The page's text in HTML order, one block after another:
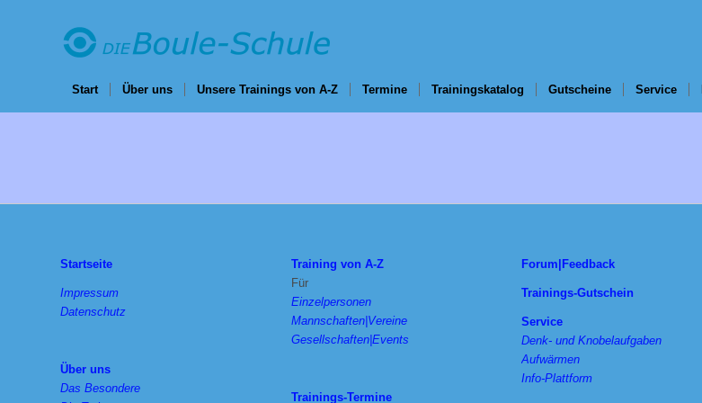
Start Über uns Unsere Trainings von A-Z Termine Trainingskatalog Gutscheine Service
Startseite
Impressum
Datenschutz
Über uns
Das Besondere
Training von A-Z
Für
Einzelpersonen
Mannschaften|Vereine
Gesellschaften|Events
Trainings-Termine
Forum|Feedback
Trainings-Gutschein
Service
Denk- und Knobelaufgaben
Aufwärmen
Info-Plattform